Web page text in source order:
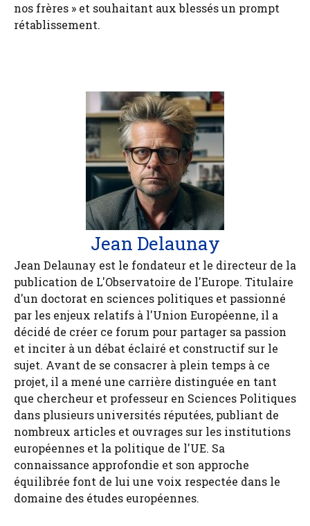
nos frères » et souhaitant aux blessés un prompt
rétablissement.
Jean Delaunay
Jean Delaunay est le fondateur et le directeur de la
publication de L'Observatoire de l'Europe. Titulaire
d'un doctorat en sciences politiques et passionné
par les enjeux relatifs à l'Union Européenne, il a
décidé de créer ce forum pour partager sa passion
et inciter à un débat éclairé et constructif sur le
sujet. Avant de se consacrer à plein temps à ce
projet, il a mené une carrière distinguée en tant
que chercheur et professeur en Sciences Politiques
dans plusieurs universités réputées, publiant de
nombreux articles et ouvrages sur les institutions
européennes et la politique de l'UE. Sa
connaissance approfondie et son approche
équilibrée font de lui une voix respectée dans le
domaine des études européennes.